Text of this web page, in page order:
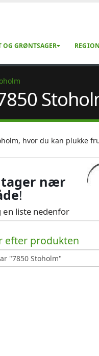
OG GRØNTSAGER
hvor du kan plukke
nær
!
liste nedenfor
efter produkten